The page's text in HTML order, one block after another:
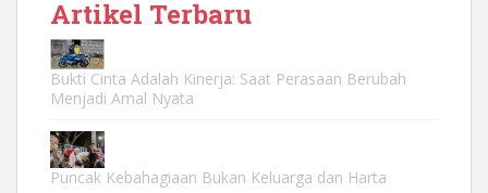
Artikel Terbaru
Bukti Cinta Adalah Kinerja: Saat Perasaan Berubah
Menjadi Amal Nyata
Puncak Kebahagiaan Bukan Keluarga dan Harta